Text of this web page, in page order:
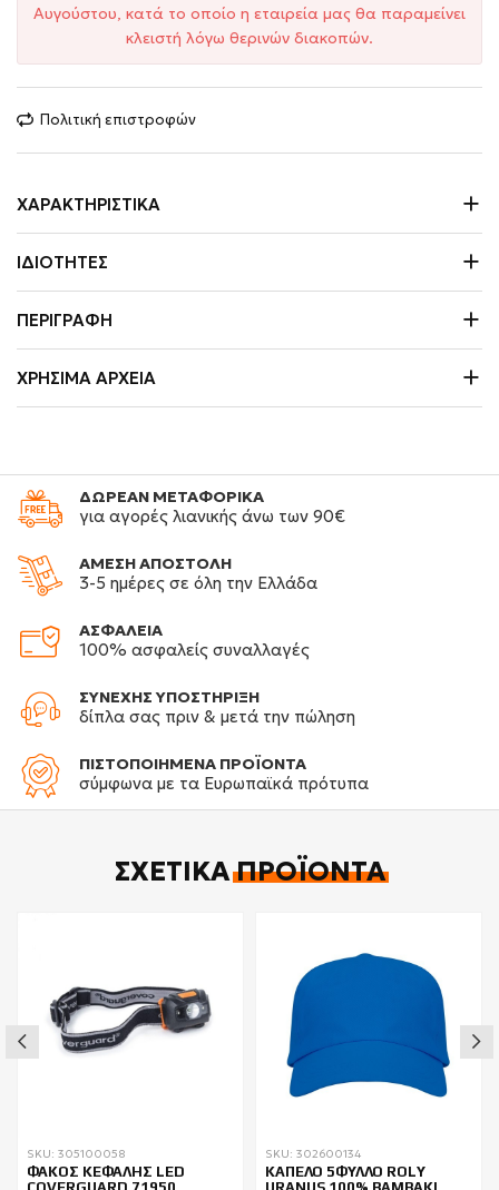
Αυγούστου, κατά το οποίο η εταιρεία μας θα παραμείνει
κλειστή λόγω θερινών διακοπών.
Πολιτική επιστροφών
ΧΑΡΑΚΤΗΡΙΣΤΙΚΆ
ΙΔΙΌΤΗΤΕΣ
ΠΕΡΙΓΡΑΦΉ
ΧΡΉΣΙΜΑ ΑΡΧΕΊΑ
ΔΩΡΕΑΝ ΜΕΤΑΦΟΡΙΚΑ
για αγορές λιανικής άνω των 90€
ΑΜΕΣΗ ΑΠΟΣΤΟΛΗ
3-5 ημέρες σε όλη την Ελλάδα
ΑΣΦΑΛΕΙΑ
100% ασφαλείς συναλλαγές
ΣΥΝΕΧΗΣ ΥΠΟΣΤΗΡΙΞΗ
δίπλα σας πριν & μετά την πώληση
ΠΙΣΤΟΠΟΙΗΜΕΝΑ ΠΡΟΪΟΝΤΑ
σύμφωνα με τα Ευρωπαϊκά πρότυπα
ΣΧΕΤΙΚΆΠΡΟΪΌΝΤΑ
SKU: 305100058
ΦΑΚΟΣ ΚΕΦΑΛΗΣ LED
SKU: 302600134
ΚΑΠΕΛΟ 5ΦΥΛΛΟ ROLY